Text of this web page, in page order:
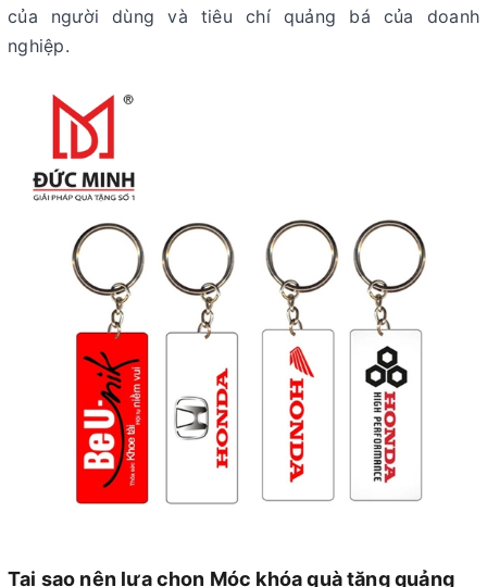
của người dùng và tiêu chí quảng bá của doanh
nghiệp.
Tại sao nên lựa chọn Móc khóa quà tặng quảng